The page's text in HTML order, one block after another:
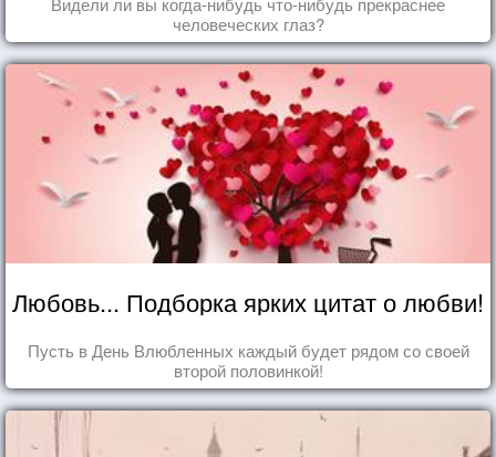
человеческих глаз?
Любовь... Подборка ярких цитат о любви!
Пусть в День Влюбленных каждый будет рядом со своей
второй половинкой!